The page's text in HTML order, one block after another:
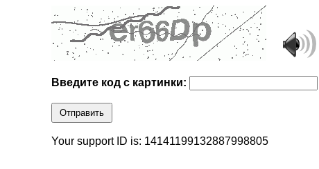
Введите код с картинки:
Отправить
Your support ID is: 14141199132887998805